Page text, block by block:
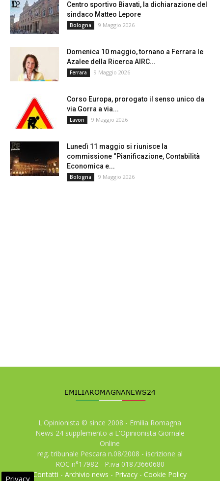
Centro sportivo Biavati, la dichiarazione del
sindaco Matteo Lepore
Bologna 9 Maggio 2026
Domenica 10 maggio, tornano a Ferrara le
Azalee della Ricerca AIRC...
Ferrara 9 Maggio 2026
Corso Europa, prorogato il senso unico da
via Gorra a via...
Lavori 9 Maggio 2026
Lunedì 11 maggio si riunisce la
commissione “Pianificazione, Contabilità
Economica e...
Bologna 9 Maggio 2026
L'Opinionista © since 2008 - Emilia Romagna
News 24 supplemento a L'Opinionista Giornale
Online
reg. tribunale Pescara n.08/2008 - iscrizione al
ROC n°17982 - P.iva 01873660680
Contatti -Archivio news - Privacy -Cookie Policy
Privacy